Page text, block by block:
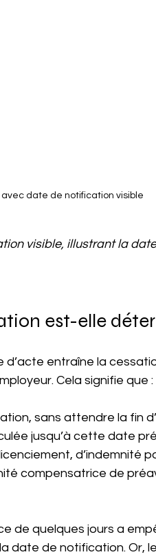
date de notification visible
visible, illustrant la
est-elle
d’acte entraîne la
Cela signifie que :
sans attendre la fin
jusqu’à cette date
d’indemnité
compensatrice de
de quelques jours a
date de notification. Or,